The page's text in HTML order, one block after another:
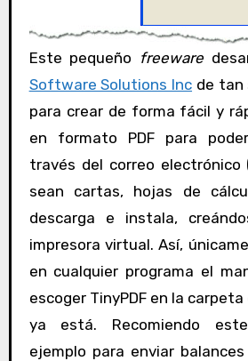
Este pequeño freeware
Software Solutions Inc de tan
para crear de forma fácil y
en formato PDF para
través del correo electrónico
sean cartas, hojas de
descarga e instala,
impresora virtual. Así,
en cualquier programa el
escoger TinyPDF en la
ya está. Recomiendo
ejemplo para enviar